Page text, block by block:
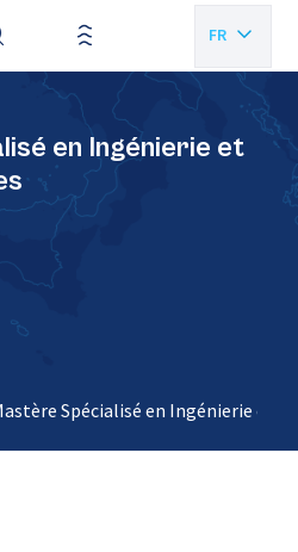
FR
en Ingénierie et
Spécialisé en Ingénierie et